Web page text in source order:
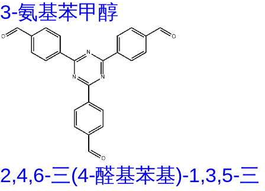
3-氨基苯甲醇
2,4,6-三(4-醛基苯基)-1,3,5-三